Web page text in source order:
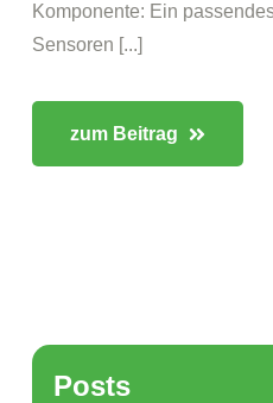
Komponente: Ein
Sensoren [...]
zum Beitrag
Posts